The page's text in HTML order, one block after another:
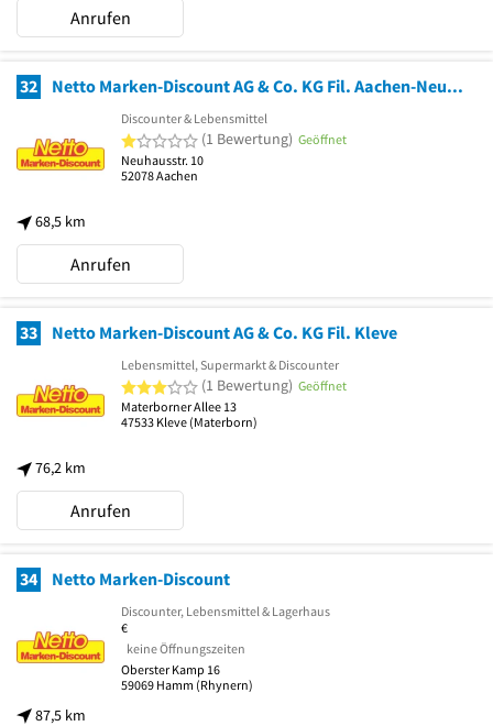
Anrufen
32 Netto Marken-Discount AG & Co. KG Fil. Aachen-Neuhausstraße
68,5 km
Discounter & Lebensmittel
1 von 5 Sternen
(1 Bewertung) Geöffnet
Neuhausstr. 10
52078Aachen
Anrufen
33 Netto Marken-Discount AG & Co. KG Fil. Kleve
76,2 km
Lebensmittel, Supermarkt & Discounter
3 von 5 Sternen
(1 Bewertung) Geöffnet
Materborner Allee 13
47533 Kleve (Materborn)
Anrufen
34 Netto Marken-Discount
87,5 km
Discounter, Lebensmittel & Lagerhaus
€
keine Öffnungszeiten
Oberster Kamp 16
59069 Hamm (Rhynern)